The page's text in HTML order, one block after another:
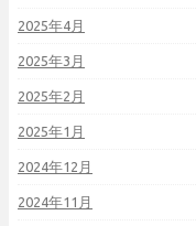
2025年4月
2025年3月
2025年2月
2025年1月
2024年12月
2024年11月